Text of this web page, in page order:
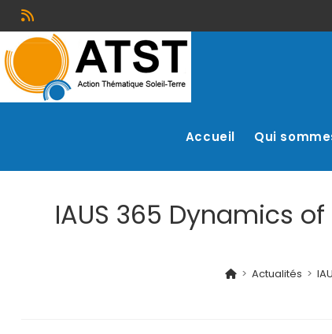
Accueil Qui
IAUS 365 Dynamics
> Actualités >